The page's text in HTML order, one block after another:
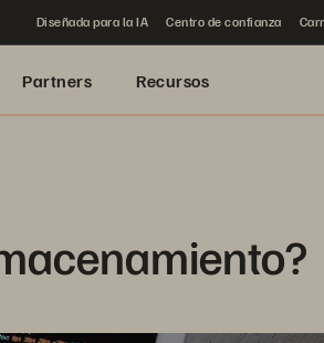
Diseñada para la IA Centro de confianza
Partners Recursos